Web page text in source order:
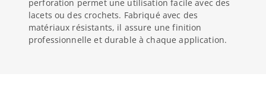
perforation permet une utilisation facile avec des
lacets ou des crochets. Fabriqué avec des
matériaux résistants, il assure une finition
professionnelle et durable à chaque application.